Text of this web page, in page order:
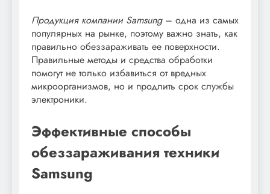
Продукция компании Samsung– одна из самых
популярных на рынке, поэтому важно знать, как
правильно обеззараживать ее поверхности.
Правильные методы и средства обработки
помогут не только избавиться от вредных
микроорганизмов, но и продлить срок службы
электроники.
Эффективные способы
обеззараживания техники
Samsung